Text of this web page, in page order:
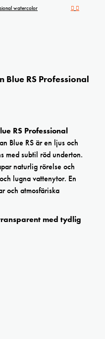
watercolor
RS Professional
RS Professional
Blue RS är en ljus och
med subtil röd underton.
naturlig rörelse och
lugna vattenytor. En
och atmosfäriska
med tydlig